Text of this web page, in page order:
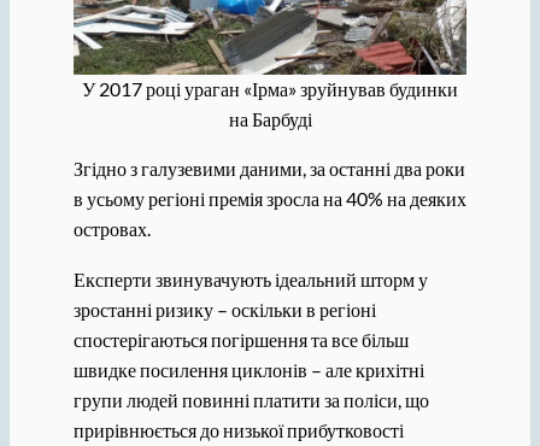
У 2017 році ураган «Ірма» зруйнував будинки
на Барбуді
Згідно з галузевими даними, за останні два роки
в усьому регіоні премія зросла на 40% на деяких
островах.
Експерти звинувачують ідеальний шторм у
зростанні ризику – оскільки в регіоні
спостерігаються погіршення та все більш
швидке посилення циклонів – але крихітні
групи людей повинні платити за поліси, що
прирівнюється до низької прибутковості